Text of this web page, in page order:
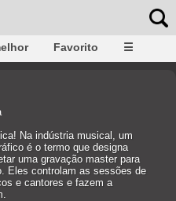
Favorito ☰
Na indústria musical, um
é o termo que designa
uma gravação master para
Eles controlam as sessões de
e cantores e fazem a